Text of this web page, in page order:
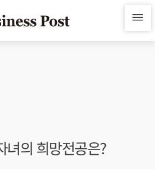
녀의 희망전공은?